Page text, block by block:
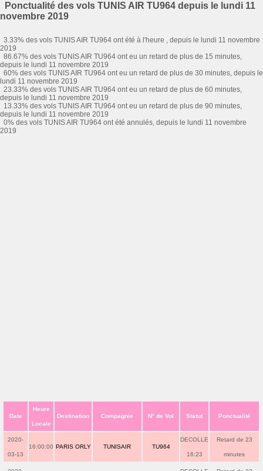
Ponctualité des vols TUNIS AIR TU964 depuis le lundi 11
novembre 2019
3.33% des vols TUNIS AIR TU964 ont été à l'heure , depuis le lundi 11 novembre
2019
86.67% des vols TUNIS AIR TU964 ont eu un retard de plus de 15 minutes,
depuis le lundi 11 novembre 2019
60% des vols TUNIS AIR TU964 ont eu un retard de plus de 30 minutes, depuis le
lundi 11 novembre 2019
23.33% des vols TUNIS AIR TU964 ont eu un retard de plus de 60 minutes,
depuis le lundi 11 novembre 2019
13.33% des vols TUNIS AIR TU964 ont eu un retard de plus de 90 minutes,
depuis le lundi 11 novembre 2019
0% des vols TUNIS AIR TU964 ont été annulés, depuis le lundi 11 novembre
2019
Date
Heure
Locale
Destination Compagnie N° de Vol Statut Ponctualité
2020-
03-13
16:00:00 PARIS ORLY TUNISAIR TU964
DECOLLE
16:23
Retard de 23
minutes